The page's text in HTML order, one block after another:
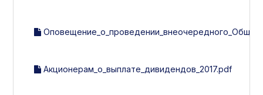
Акционерам_о_выплате_дивидендов_2017.pdf